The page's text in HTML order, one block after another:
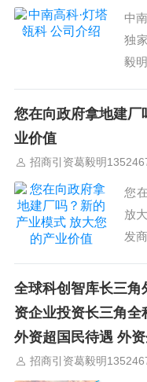
华夏幸福
联东U谷 万洋
021
中
独
毅
守
争
您在向政府拿地建
业价值
招商引资葛毅明
您
放
发
如
迎
业
价
全球科创智库长三
资企业投资长三角
外资超国民待遇 外
招商引资葛毅明